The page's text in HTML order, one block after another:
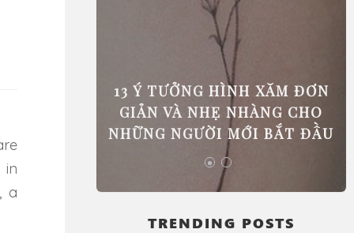
in
a
13 Ý TƯỞNG HÌNH XĂM ĐƠN
GIẢN VÀ NHẸ NHÀNG CHO
NHỮNG NGƯỜI MỚI BẮT ĐẦU
TRENDING POSTS